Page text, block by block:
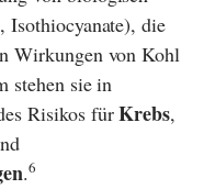
Isothiocyanate), die
Wirkungen von Kohl
stehen sie in
Risikos fürKrebs,
.6